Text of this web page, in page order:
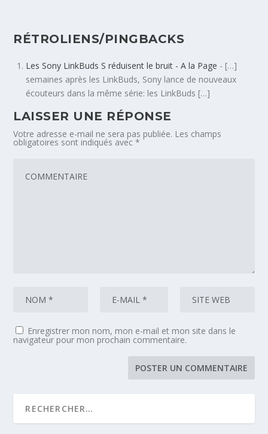
RÉTROLIENS/PINGBACKS
Les Sony LinkBuds S réduisent le bruit - A la Page - […]
semaines après les LinkBuds, Sony lance de nouveaux
écouteurs dans la même série: les LinkBuds […]
LAISSER UNE RÉPONSE
Votre adresse e-mail ne sera pas publiée. Les champs
obligatoires sont indiqués avec*
Enregistrer mon nom, mon e-mail et mon site dans le
navigateur pour mon prochain commentaire.